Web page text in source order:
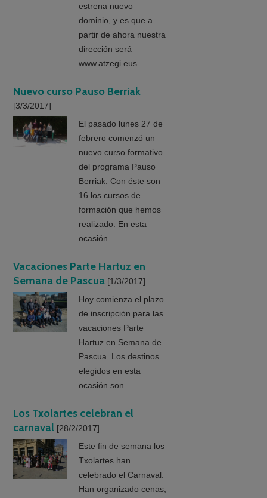
estrena nuevo
dominio, y es que a
partir de ahora nuestra
dirección será
www.atzegi.eus .
Nuevo curso Pauso Berriak
[3/3/2017]
El pasado lunes 27 de
febrero comenzó un
nuevo curso formativo
del programa Pauso
Berriak. Con éste son
16 los cursos de
formación que hemos
realizado. En esta
ocasión ...
Vacaciones Parte Hartuz en
Semana de Pascua [1/3/2017]
Hoy comienza el plazo
de inscripción para las
vacaciones Parte
Hartuz en Semana de
Pascua. Los destinos
elegidos en esta
ocasión son ...
Los Txolartes celebran el
carnaval [28/2/2017]
Este fin de semana los
Txolartes han
celebrado el Carnaval.
Han organizado cenas,